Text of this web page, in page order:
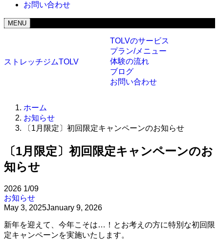
お問い合わせ
MENU
ストレッチジムTOLV
TOLVのサービス
プラン/メニュー
体験の流れ
ブログ
お問い合わせ
ホーム
お知らせ
〔1月限定〕初回限定キャンペーンのお知らせ
〔1月限定〕初回限定キャンペーンのお
知らせ
2026 1/09
お知らせ
May 3, 2025January 9, 2026
新年を迎えて、今年こそは…！とお考えの方に特別な初回限
定キャンペーンを実施いたします。